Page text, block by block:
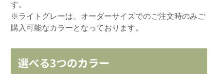
す。
※ライトグレーは、オーダーサイズでのご注文時のみご
購入可能なカラーとなっております。